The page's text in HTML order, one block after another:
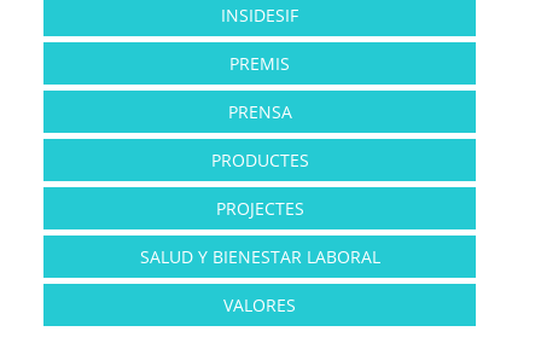
INSIDESIF
PREMIS
PRENSA
PRODUCTES
PROJECTES
SALUD Y BIENESTAR LABORAL
VALORES